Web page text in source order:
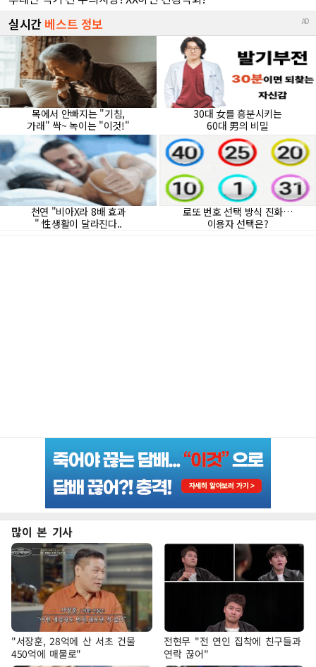
많이 본 기사
"서장훈, 28억에 산 서초 건물
450억에 매물로"
전현무 "전 연인 집착에 친구들과
연락 끊어"